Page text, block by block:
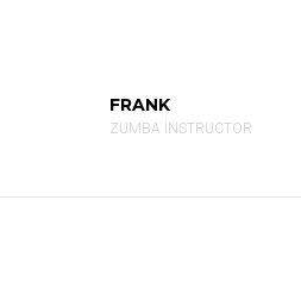
FRANK
ZUMBA INSTRUCTOR